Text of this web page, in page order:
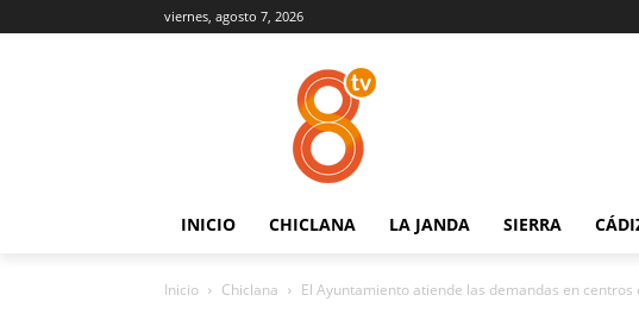
viernes, agosto 7, 2026
INICIO CHICLANA LA JANDA SIERRA
Inicio Chiclana El Ayuntamiento atiende las demandas en centros